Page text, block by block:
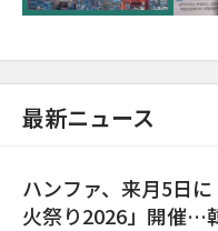
最新ニュース
ハンファ、来月5日
火祭り2026」開催…